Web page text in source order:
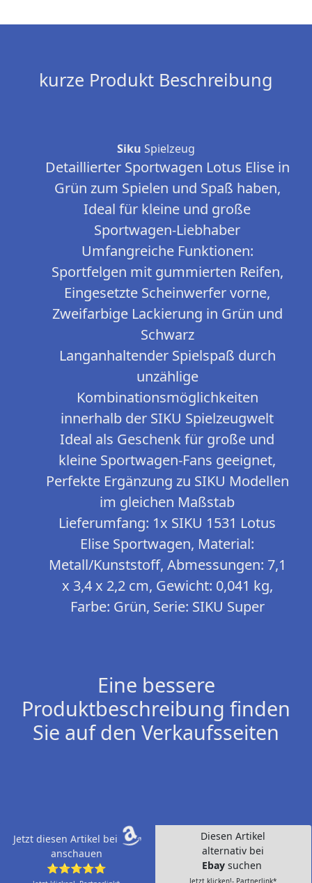
kurze Produkt Beschreibung
Siku Spielzeug
Detaillierter Sportwagen Lotus Elise in
Grün zum Spielen und Spaß haben,
Ideal für kleine und große
Sportwagen-Liebhaber
Umfangreiche Funktionen:
Sportfelgen mit gummierten Reifen,
Eingesetzte Scheinwerfer vorne,
Zweifarbige Lackierung in Grün und
Schwarz
Langanhaltender Spielspaß durch
unzählige
Kombinationsmöglichkeiten
innerhalb der SIKU Spielzeugwelt
Ideal als Geschenk für große und
kleine Sportwagen-Fans geeignet,
Perfekte Ergänzung zu SIKU Modellen
im gleichen Maßstab
Lieferumfang: 1x SIKU 1531 Lotus
Elise Sportwagen, Material:
Metall/Kunststoff, Abmessungen: 7,1
x 3,4 x 2,2 cm, Gewicht: 0,041 kg,
Farbe: Grün, Serie: SIKU Super
Eine bessere
Produktbeschreibung finden
Sie auf den Verkaufsseiten
Jetzt diesen Artikel bei
anschauen
⭐⭐⭐⭐⭐
Diesen Artikel
alternativ bei
Ebay suchen